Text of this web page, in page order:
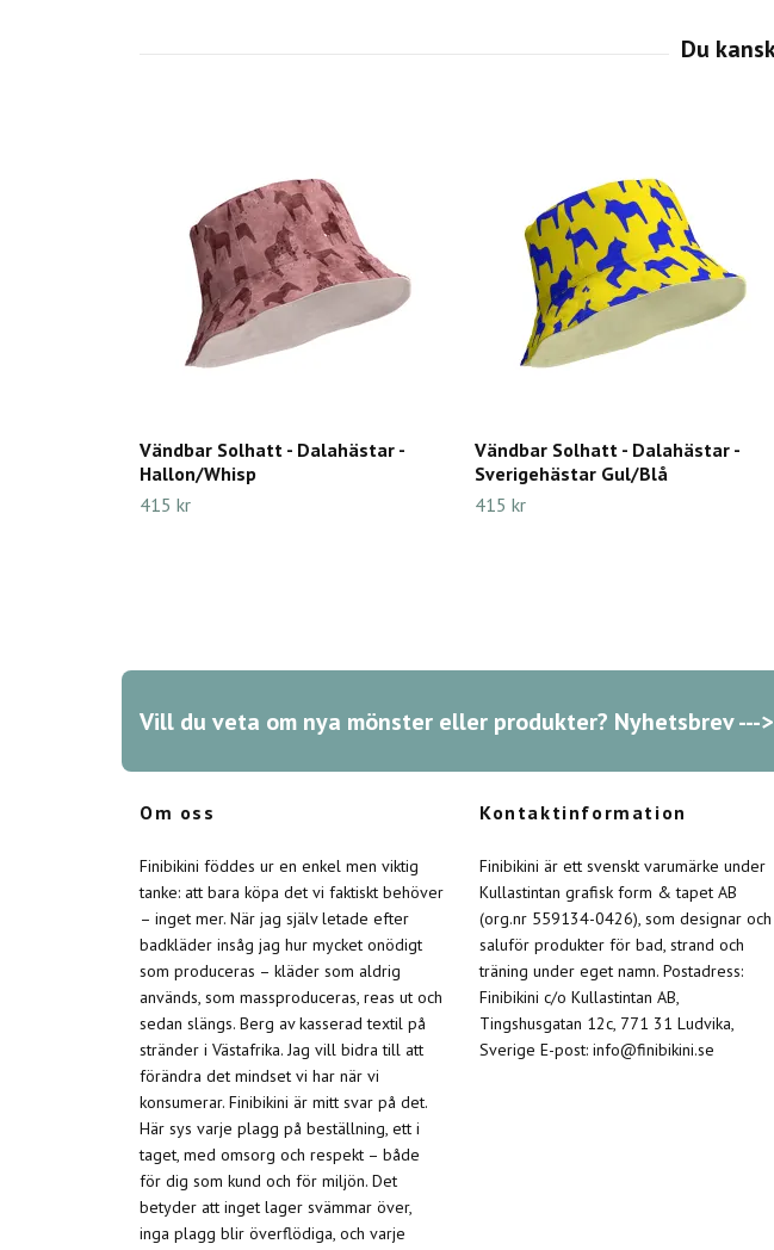
Vändbar Solhatt - Dalahästar -
Hallon/Whisp
415 kr
Vändbar Solhatt - Dalahästar -
Sverigehästar Gul/Blå
415 kr
Vill du veta om nya mönster eller produkter? Nyhetsbrev --->
Om oss
Finibikini föddes ur en enkel men viktig
tanke: att bara köpa det vi faktiskt behöver
– inget mer. När jag själv letade efter
badkläder insåg jag hur mycket onödigt
som produceras – kläder som aldrig
används, som massproduceras, reas ut och
sedan slängs. Berg av kasserad textil på
stränder i Västafrika. Jag vill bidra till att
förändra det mindset vi har när vi
konsumerar. Finibikini är mitt svar på det.
Här sys varje plagg på beställning, ett i
taget, med omsorg och respekt – både
för dig som kund och för miljön. Det
betyder att inget lager svämmar över,
inga plagg blir överflödiga, och varje
Kontaktinformation
Finibikini är ett svenskt varumärke under
Kullastintan grafisk form & tapet AB
(org.nr 559134-0426), som designar och
saluför produkter för bad, strand och
träning under eget namn. Postadress:
Finibikini c/o Kullastintan AB,
Tingshusgatan 12c, 771 31 Ludvika,
Sverige E-post: info@finibikini.se